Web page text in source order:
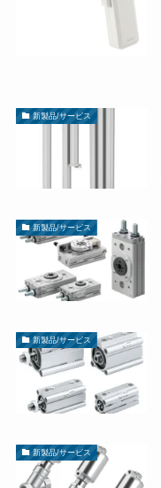
新製品/サービス
新製品/サービス
新製品/サービス
新製品/サービス